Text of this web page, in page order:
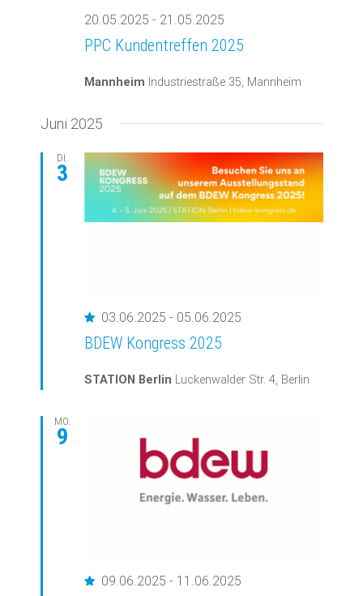
20.05.2025 - 21.05.2025
PPC Kundentreffen 2025
Mannheim Industriestraße 35, Mannheim
Juni 2025
DI.
3
Empfohlen
03.06.2025 - 05.06.2025
BDEW Kongress 2025
STATION Berlin Luckenwalder Str. 4, Berlin
MO.
9
Empfohlen
09.06.2025 - 11.06.2025